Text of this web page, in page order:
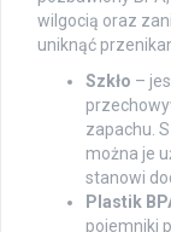
wilgocią oraz
uniknąć
Szkło –
zapachu.
można je
stanowi
Plastik
pojemniki